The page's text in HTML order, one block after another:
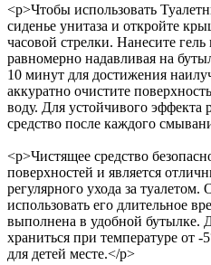
<p>Чтобы использовать
сиденье унитаза и откройте
часовой стрелки. Нанесите гель
равномерно надавливая на
10 минут для достижения
аккуратно очистите
воду. Для устойчивого эффекта
средство после каждого
<p>Чистящее средство
поверхностей и является
регулярного ухода за
использовать его длительное
выполнена в удобной бутылке.
храниться при температуре от
для детей месте.</p>